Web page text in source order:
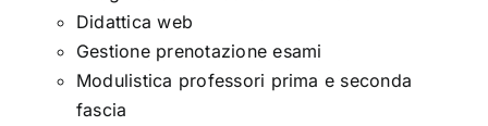
Didattica web
Gestione prenotazione esami
Modulistica professori prima e seconda
fascia